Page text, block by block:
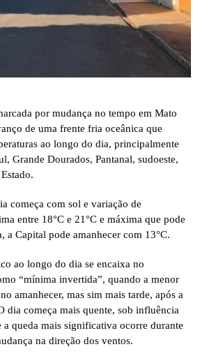
por mudança no tempo em Mato
de uma frente fria oceânica que
ao longo do dia, principalmente
Grande Dourados, Pantanal, sudoeste,
começa com sol e variação de
entre 18°C e 21°C e máxima que pode
a Capital pode amanhecer com 13°C.
ao longo do dia se encaixa no
“mínima invertida”, quando a menor
amanhecer, mas sim mais tarde, após a
dia começa mais quente, sob influência
a queda mais significativa ocorre durante
na direção dos ventos.